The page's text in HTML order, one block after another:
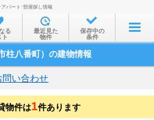
部屋を探す
沿線・駅から
住所から
家賃相場から
通勤通学時間から
パート･部屋探し情報
る
ト
最近見た
物件
保存中の
条件
柱八番町）の建物情報
問い合わせ
物件は1件あります